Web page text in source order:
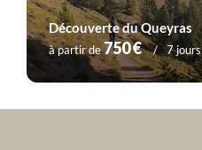
Voyage
Sud-Ouest
Découverte du Queyras
à partir de750 € 7 jours